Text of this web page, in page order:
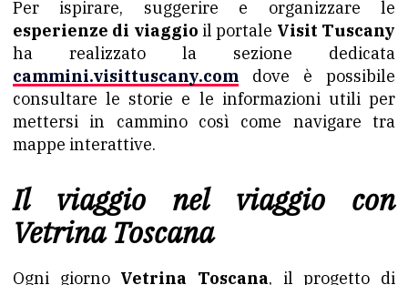
Per ispirare, suggerire e organizzare le
esperienze di viaggio il portale Visit Tuscany
ha realizzato la sezione dedicata
cammini.visittuscany.com dove è possibile
consultare le storie e le informazioni utili per
mettersi in cammino così come navigare tra
mappe interattive.
Il viaggio nel viaggio con
Vetrina Toscana
Ogni giorno Vetrina Toscana, il progetto di